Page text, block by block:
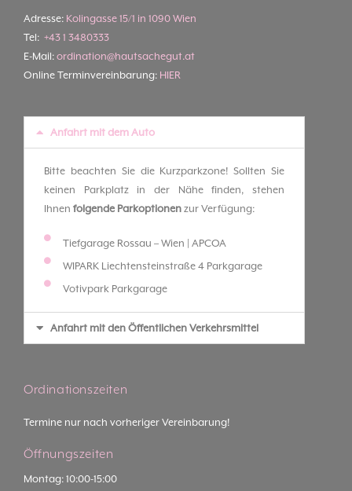
Adresse: Kolingasse 15/1 in 1090 Wien
Tel: +43 1 3480333
E-Mail: ordination@hautsachegut.at
Online Terminvereinbarung: HIER
Anfahrt mit dem Auto
Bitte beachten Sie die Kurzparkzone! Sollten Sie
keinen Parkplatz in der Nähe finden, stehen
Ihnen folgende Parkoptionen zur Verfügung:
Tiefgarage Rossau – Wien | APCOA
WIPARK Liechtensteinstraße 4 Parkgarage
Votivpark Parkgarage
Anfahrt mit den Öffentlichen Verkehrsmittel
Ordinationszeiten
Termine nur nach vorheriger Vereinbarung!
Öffnungszeiten
Montag: 10:00-15:00